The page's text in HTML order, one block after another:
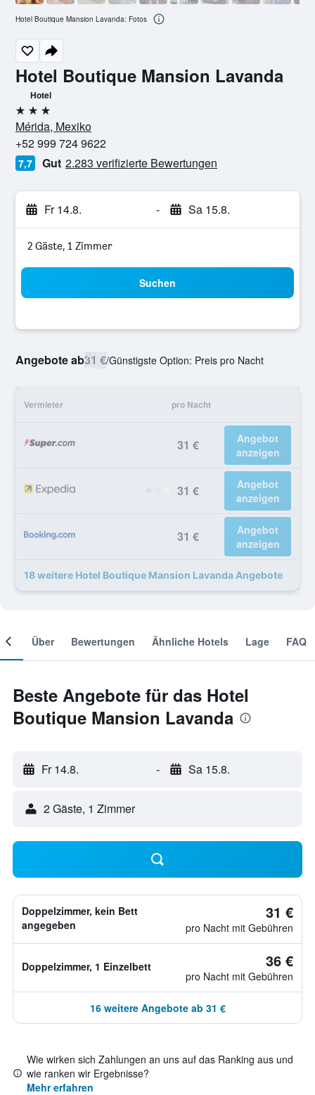
Hotel Boutique Mansion Lavanda
Hotel
3 Sterne
Mérida, Mexiko
+52 999 724 9622
7,7 Gut 2.283 verifizierte Bewertungen
Fr 14.8. - Sa 15.8.
2 Gäste, 1 Zimmer
Suchen
Angebote ab31 €/Günstigste Option: Preis pro Nacht
Vermieter pro Nacht
31 €
Angebot
anzeigen
31 €
Angebot
anzeigen
31 €
Angebot
anzeigen
18 weitere Hotel Boutique Mansion Lavanda Angebote
Hotel Boutique Mansion Lavanda: Fotos
Über Bewertungen Ähnliche Hotels Lage FAQ
Beste Angebote für das Hotel
Boutique Mansion Lavanda
Fr 14.8. - Sa 15.8.
2 Gäste, 1 Zimmer
Doppelzimmer, kein Bett
angegeben
31 €
pro Nacht mit Gebühren
Doppelzimmer, 1 Einzelbett 36 €
pro Nacht mit Gebühren
16 weitere Angebote ab 31 €
Wie wirken sich Zahlungen an uns auf das Ranking aus und
wie ranken wir Ergebnisse?
Mehr erfahren